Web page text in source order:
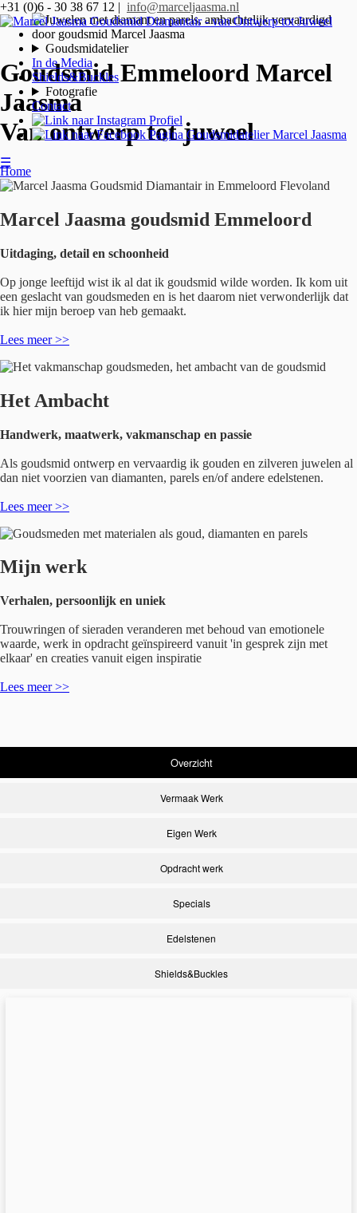
+31 (0)6 - 30 38 67 12 | info@marceljaasma.nl
Goudsmidatelier
In de Media
Shields&Buckles
Fotografie
Contact
☰
Goudsmid Emmeloord Marcel
Jaasma
Van ontwerp tot juweel
Home
Marcel Jaasma goudsmid Emmeloord
Uitdaging, detail en schoonheid
Op jonge leeftijd wist ik al dat ik goudsmid wilde worden. Ik kom uit
een geslacht van goudsmeden en is het daarom niet verwonderlijk dat
ik hier mijn beroep van heb gemaakt.
Lees meer >>
Het Ambacht
Handwerk, maatwerk, vakmanschap en passie
Als goudsmid ontwerp en vervaardig ik gouden en zilveren juwelen al
dan niet voorzien van diamanten, parels en/of andere edelstenen.
Lees meer >>
Mijn werk
Verhalen, persoonlijk en uniek
Trouwringen of sieraden veranderen met behoud van emotionele
waarde, werk in opdracht geïnspireerd vanuit 'in gesprek zijn met
elkaar' en creaties vanuit eigen inspiratie
Lees meer >>
Overzicht
Vermaak Werk
Eigen Werk
Opdracht werk
Specials
Edelstenen
Shields&Buckles